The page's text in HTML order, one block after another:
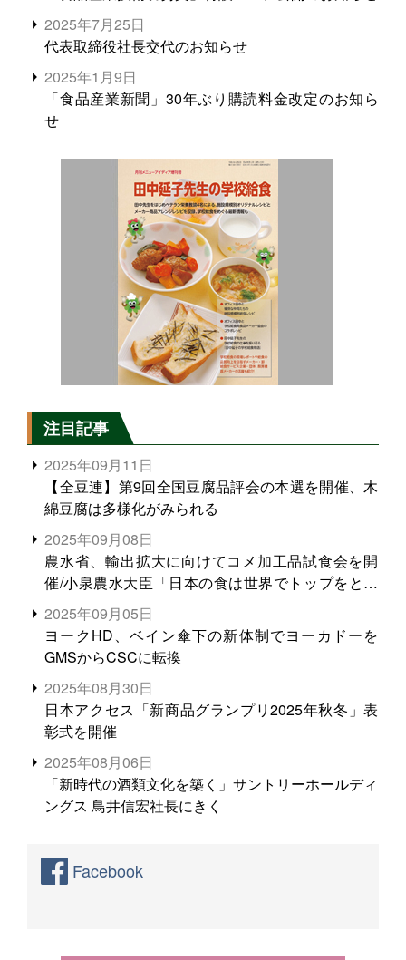
2025年7月25日
代表取締役社長交代のお知らせ
2025年1月9日
「食品産業新聞」30年ぶり購読料金改定のお知ら
せ
注目記事
2025年09月11日
【全豆連】第9回全国豆腐品評会の本選を開催、木
綿豆腐は多様化がみられる
2025年09月08日
農水省、輸出拡大に向けてコメ加工品試食会を開
催/小泉農水大臣「日本の食は世界でトップをとれ
る。米増産に向けて、米輸出需要の拡大を」
2025年09月05日
ヨークHD、ベイン傘下の新体制でヨーカドーを
GMSからCSCに転換
2025年08月30日
日本アクセス「新商品グランプリ2025年秋冬」表
彰式を開催
2025年08月06日
「新時代の酒類文化を築く」サントリーホールディ
ングス 鳥井信宏社長にきく
Facebook